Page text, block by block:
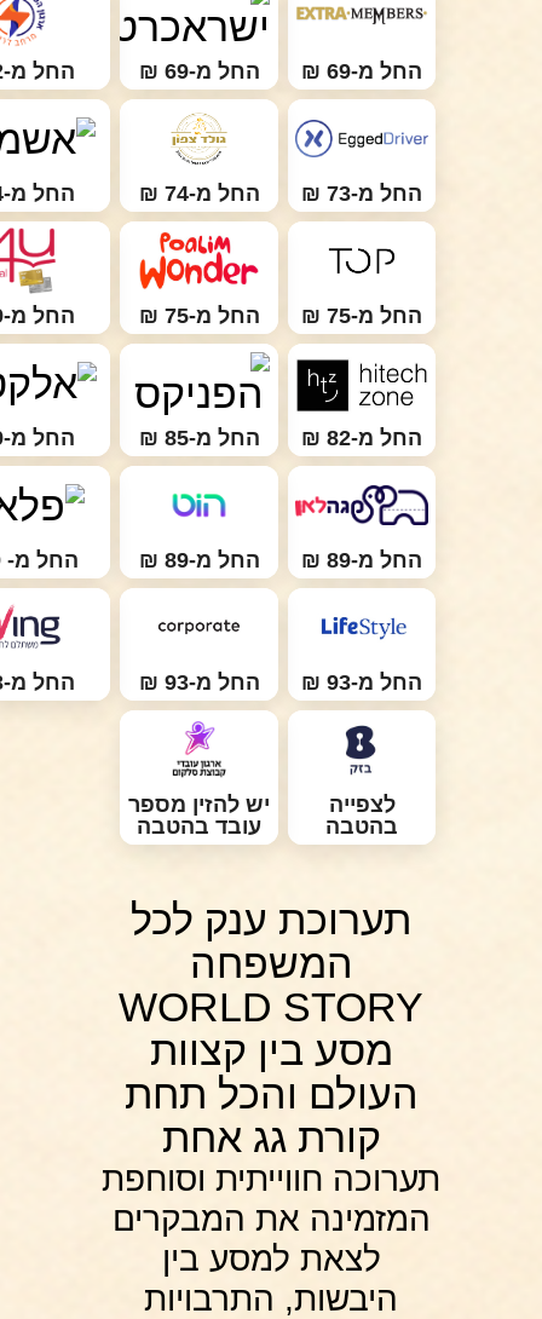
החל מ-69 ₪ החל מ-69 ₪ החל מ-72 ₪
החל מ-73 ₪ החל מ-74 ₪ החל מ-74 ₪
החל מ-75 ₪ החל מ-75 ₪ החל מ-79 ₪
החל מ-82 ₪ החל מ-85 ₪ החל מ-89 ₪
החל מ-89 ₪ החל מ-89 ₪ החל מ- 89 ₪
החל מ-93 ₪ החל מ-93 ₪ החל מ-93 ₪
לצפייה
בהטבה
יש להזין מספר
עובד בהטבה
תערוכת ענק לכל
המשפחה
WORLD STORY
מסע בין קצוות
העולם והכל תחת
קורת גג אחת
תערוכה חווייתית וסוחפת
המזמינה את המבקרים
לצאת למסע בין
היבשות, התרבויות